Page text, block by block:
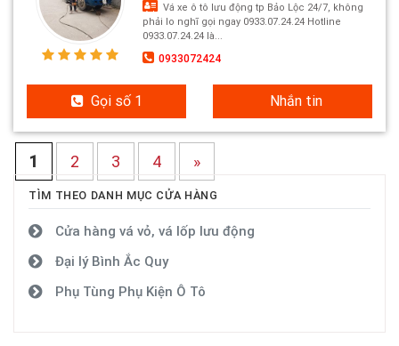
Vá xe ô tô lưu động tp Bảo Lộc 24/7, không
phải lo nghĩ gọi ngay 0933.07.24.24 Hotline
0933.07.24.24 là...
0933072424
Gọi số 1 Nhắn tin
1 2 3 4 »
TÌM THEO DANH MỤC CỬA HÀNG
Cửa hàng vá vỏ, vá lốp lưu động
Đại lý Bình Ắc Quy
Phụ Tùng Phụ Kiện Ô Tô